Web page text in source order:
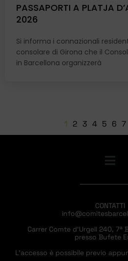
PASSAPORTI A PLATJA
2026
Si informa i connazionali
consolare di Girona che il
in Barcellona organizzerà
1 2 3 4 5 6 7
CONTATTI
Carrer Comte d’Urgell 240, 7ª
presso Bufete
L’accesso è possibile previo